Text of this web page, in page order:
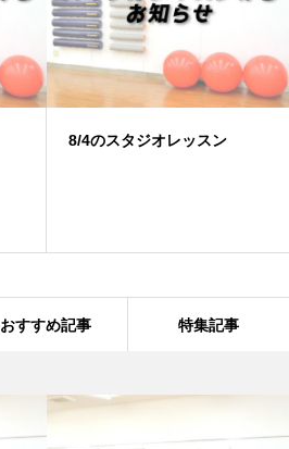
8/4のスタジオレッスン
おすすめ記事 特集記事